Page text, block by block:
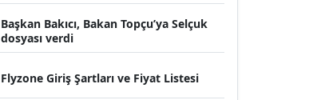
Prof. Dr. YÜCEL OCAK
Köşe Yazarı
Başkan Bakıcı, Bakan Topçu’ya Selçuk
dosyası verdi
Flyzone Giriş Şartları ve Fiyat Listesi